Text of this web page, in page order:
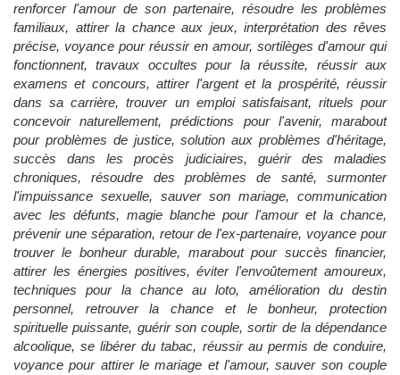
renforcer l'amour de son partenaire, résoudre les problèmes
familiaux, attirer la chance aux jeux, interprétation des rêves
précise, voyance pour réussir en amour, sortilèges d'amour qui
fonctionnent, travaux occultes pour la réussite, réussir aux
examens et concours, attirer l'argent et la prospérité, réussir
dans sa carrière, trouver un emploi satisfaisant, rituels pour
concevoir naturellement, prédictions pour l'avenir, marabout
pour problèmes de justice, solution aux problèmes d'héritage,
succès dans les procès judiciaires, guérir des maladies
chroniques, résoudre des problèmes de santé, surmonter
l'impuissance sexuelle, sauver son mariage, communication
avec les défunts, magie blanche pour l'amour et la chance,
prévenir une séparation, retour de l'ex-partenaire, voyance pour
trouver le bonheur durable, marabout pour succès financier,
attirer les énergies positives, éviter l'envoûtement amoureux,
techniques pour la chance au loto, amélioration du destin
personnel, retrouver la chance et le bonheur, protection
spirituelle puissante, guérir son couple, sortir de la dépendance
alcoolique, se libérer du tabac, réussir au permis de conduire,
voyance pour attirer le mariage et l'amour, sauver son couple